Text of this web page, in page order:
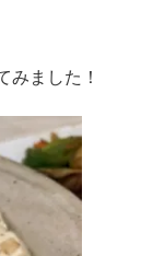
みました！